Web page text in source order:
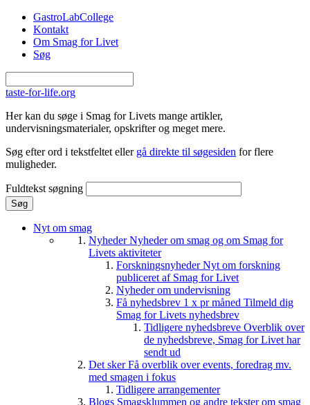
Gå til hovedindhold
GastroLabCollege
Kontakt
Om Smag for Livet
Søg
taste-for-life.org
Her kan du søge i Smag for Livets mange artikler,
undervisningsmaterialer, opskrifter og meget mere.
Søg efter ord i tekstfeltet eller gå direkte til søgesiden for flere
muligheder.
Fuldtekst søgning
Nyt om smag
NyhederNyheder om smag og om Smag for
Livets aktiviteter
ForskningsnyhederNyt om forskning
publiceret af Smag for Livet
Nyheder om undervisning
Få nyhedsbrev 1 x pr måned Tilmeld dig
Smag for Livets nyhedsbrev
Tidligere nyhedsbreve Overblik over
de nyhedsbreve, Smag for Livet har
sendt ud
Det skerFå overblik over events, foredrag mv.
med smagen i fokus
Tidligere arrangementer
Blogs Smagsklummen og andre tekster om smag